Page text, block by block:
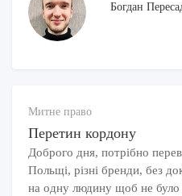
Богдан
Митне право
Перетин кордону
Доброго дня, потрібно
Польщі, різні бренди, без
на одну людину щоб не